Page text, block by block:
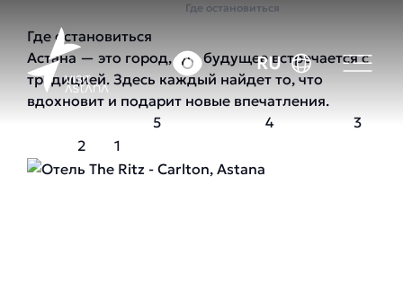
RU
Где остановиться
Где остановиться
Астана — это город, где будущее встречается с
традицией. Здесь каждый найдет то, что
вдохновит и подарит новые впечатления.
5
4
3
2
1